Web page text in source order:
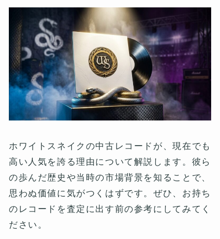
ホワイトスネイクの中古レコードが、現在でも
高い人気を誇る理由について解説します。彼ら
の歩んだ歴史や当時の市場背景を知ることで、
思わぬ価値に気がつくはずです。ぜひ、お持ち
のレコードを査定に出す前の参考にしてみてく
ださい。